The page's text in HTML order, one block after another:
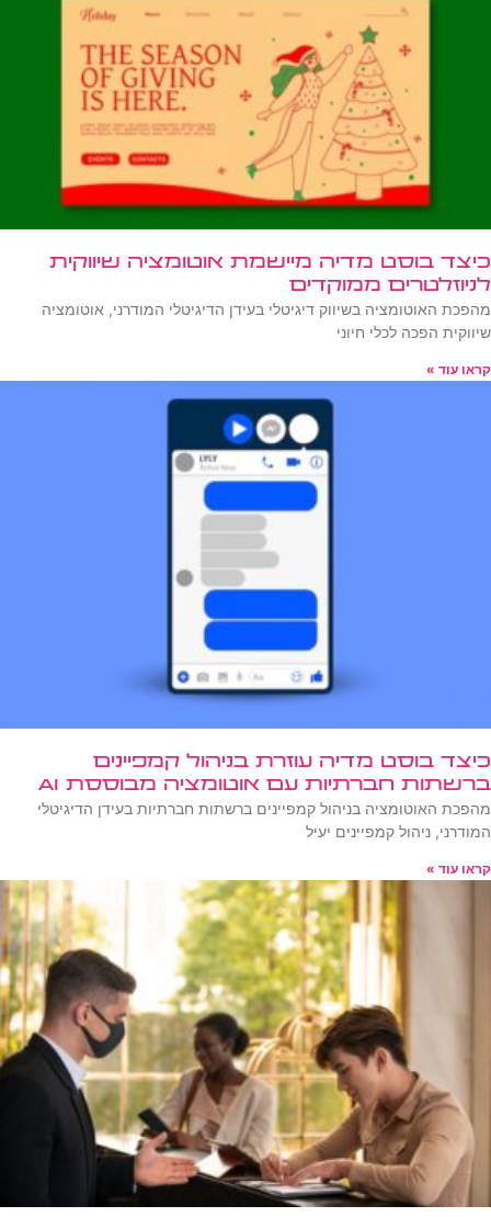
כיצד בוסט מדיה מיישמת אוטומציה שיווקית
לניוזלטרים ממוקדים
מהפכת האוטומציה בשיווק דיגיטלי בעידן הדיגיטלי המודרני, אוטומציה
שיווקית הפכה לכלי חיוני
קראו עוד »
כיצד בוסט מדיה עוזרת בניהול קמפיינים
ברשתות חברתיות עם אוטומציה מבוססת AI
מהפכת האוטומציה בניהול קמפיינים ברשתות חברתיות בעידן הדיגיטלי
המודרני, ניהול קמפיינים יעיל
קראו עוד »